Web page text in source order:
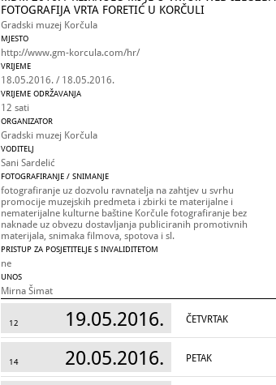
FOTOGRAFIJA VRTA FORETIĆ U KORČULI
Gradski muzej Korčula
MJESTO
http://www.gm-korcula.com/hr/
VRIJEME
18.05.2016. / 18.05.2016.
VRIJEME ODRŽAVANJA
12 sati
ORGANIZATOR
Gradski muzej Korčula
VODITELJ
Sani Sardelić
FOTOGRAFIRANJE / SNIMANJE
fotografiranje uz dozvolu ravnatelja na zahtjev u svrhu
promocije muzejskih predmeta i zbirki te materijalne i
nematerijalne kulturne baštine Korčule fotografiranje bez
naknade uz obvezu dostavljanja publiciranih promotivnih
materijala, snimaka filmova, spotova i sl.
PRISTUP ZA POSJETITELJE S INVALIDITETOM
ne
UNOS
Mirna Šimat
12 19.05.2016. ČETVRTAK
14 20.05.2016. PETAK